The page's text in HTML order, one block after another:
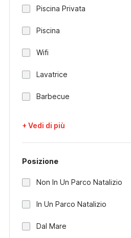
Piscina Privata
Piscina
Wifi
Lavatrice
Barbecue
+ Vedi di più
Posizione
Non In Un Parco Natalizio
In Un Parco Natalizio
Dal Mare